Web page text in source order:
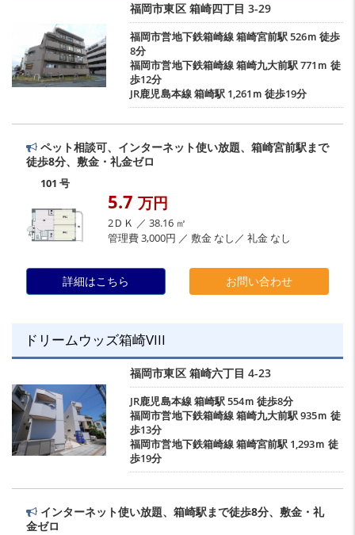
福岡市東区 箱崎四丁目 3-29
福岡市営地下鉄箱崎線箱崎宮前駅526ｍ 徒歩
8分
福岡市営地下鉄箱崎線箱崎九大前駅771ｍ 徒
歩12分
JR鹿児島本線箱崎駅1,261ｍ 徒歩19分
ペット相談可、インターネット使い放題、箱崎宮前駅まで
徒歩8分、敷金・礼金ゼロ
101 号
5.7 万円
2ＤＫ ／ 38.16 ㎡
管理費 3,000円 ／ 敷金 なし／ 礼金 なし
詳細はこちら お問い合わせ
ドリームウッズ箱崎VIII
福岡市東区 箱崎六丁目 4-23
JR鹿児島本線箱崎駅554ｍ 徒歩8分
福岡市営地下鉄箱崎線箱崎九大前駅935ｍ 徒
歩13分
福岡市営地下鉄箱崎線箱崎宮前駅 1,293ｍ 徒
歩19分
インターネット使い放題、箱崎駅まで徒歩8分、敷金・礼
金ゼロ